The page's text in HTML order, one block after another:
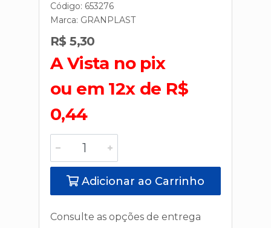
Código: 653276
Marca: GRANPLAST
R$ 5,30
A Vista no pix
ou em 12x de R$
0,44
Adicionar ao Carrinho
Consulte as opções de entrega